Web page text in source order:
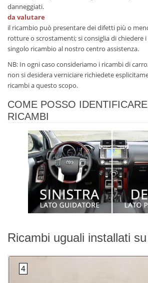
danneggiati.
da valutare
il ricambio può presentare dei difetti più o
rotture o scrostamenti; si consiglia di chiedere
singolo ricambio al nostro centro assistenza.
NB: In ogni caso consideriamo i ricambi di
non si desidera verniciare richiedete
ricambi a questo scopo.
COME POSSO
RICAMBI
Ricambi uguali installati